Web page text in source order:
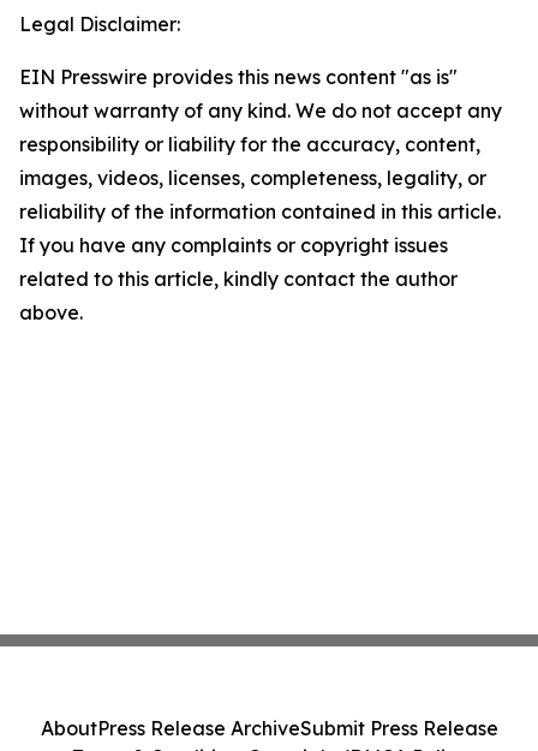
Legal Disclaimer:
EIN Presswire provides this news content "as is"
without warranty of any kind. We do not accept any
responsibility or liability for the accuracy, content,
images, videos, licenses, completeness, legality, or
reliability of the information contained in this article.
If you have any complaints or copyright issues
related to this article, kindly contact the author
above.
AboutPress Release ArchiveSubmit Press Release